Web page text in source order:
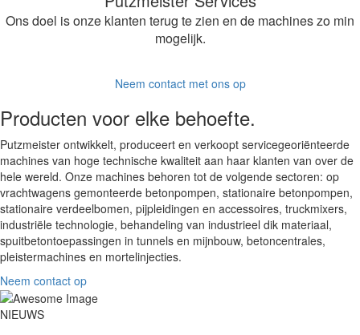
Ons doel is onze klanten terug te zien en de machines zo min
mogelijk.
Neem contact met ons op
Producten voor elke behoefte.
Putzmeister ontwikkelt, produceert en verkoopt servicegeoriënteerde
machines van hoge technische kwaliteit aan haar klanten van over de
hele wereld. Onze machines behoren tot de volgende sectoren: op
vrachtwagens gemonteerde betonpompen, stationaire betonpompen,
stationaire verdeelbomen, pijpleidingen en accessoires, truckmixers,
industriële technologie, behandeling van industrieel dik materiaal,
spuitbetontoepassingen in tunnels en mijnbouw, betoncentrales,
pleistermachines en mortelinjecties.
Neem contact op
NIEUWS